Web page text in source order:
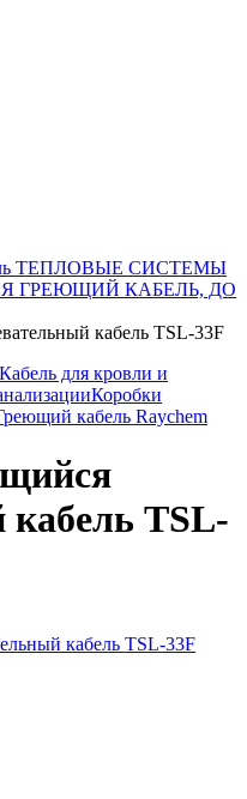
ТЕПЛОВЫЕ СИСТЕМЫ
ГРЕЮЩИЙ КАБЕЛЬ, ДО
кабель TSL-33F
Кабель для кровли и
Коробки
кабель Raychem
кабель TSL-